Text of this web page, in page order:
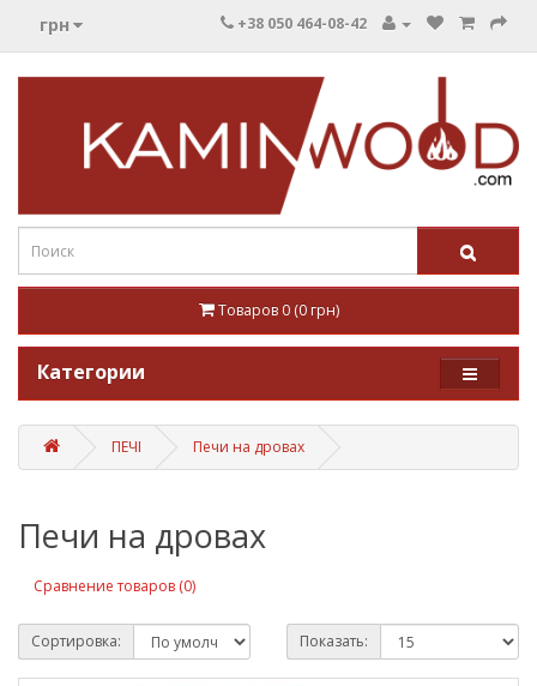
грн +38 050 464-08-42
Товаров 0 (0 грн)
Категории
ПЕЧІ Печи на дровах
Печи на дровах
Сравнение товаров (0)
Сортировка: Показать: